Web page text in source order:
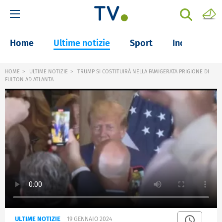
Home Ultime notizie Sport Inchieste
HOME ULTIME NOTIZIE
TRUMP SI COSTITUIRÀ NELLA FAMIGERATA PRIGIONE DI
FULTON AD ATLANTA
ULTIME NOTIZIE 19 GENNAIO 2024